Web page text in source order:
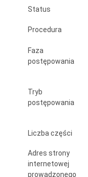
Status
Procedura
Faza
postępowania
Tryb
postępowania
Liczba części
Adres strony
internetowej
prowadzonego